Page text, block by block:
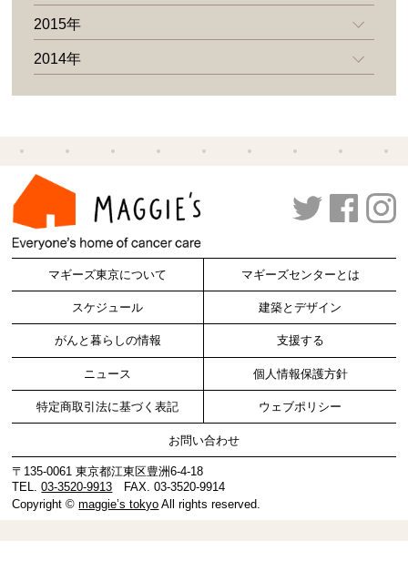
2015年
2014年
マギーズ東京について マギーズセンターとは
スケジュール 建築とデザイン
がんと暮らしの情報 支援する
ニュース 個人情報保護方針
特定商取引法に基づく表記 ウェブポリシー
お問い合わせ
〒135-0061 東京都江東区豊洲6-4-18
TEL.03-3520-9913 FAX. 03-3520-9914
Copyright ©maggie’s tokyo All rights reserved.